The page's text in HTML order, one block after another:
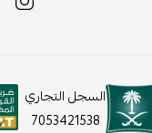
السجل التجاري
7053421538